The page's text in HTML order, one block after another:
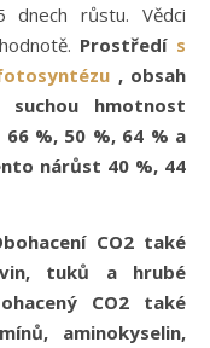
růstu. Vědci
Prostředí s
, obsah
hmotnost
%, 50 %, 64 % a
nárůst 40 %, 44
CO2 také
tuků a hrubé
CO2 také
aminokyselin,